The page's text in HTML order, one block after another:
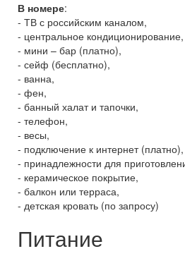
В номере:
- ТВ с российским каналом,
- центральное кондиционирование,
- мини – бар (платно),
- сейф (бесплатно),
- ванна,
- фен,
- банный халат и тапочки,
- телефон,
- весы,
- подключение к интернет (платно),
- принадлежности для
- керамическое покрытие,
- балкон или терраса,
- детская кровать (по запросу)
Питание